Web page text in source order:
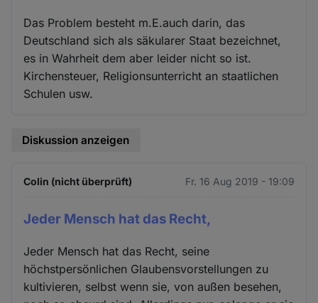
Das Problem besteht m.E.auch darin, das
Deutschland sich als säkularer Staat bezeichnet,
es in Wahrheit dem aber leider nicht so ist.
Kirchensteuer, Religionsunterricht an staatlichen
Schulen usw.
Diskussion anzeigen
Colin (nicht überprüft) Fr. 16 Aug 2019 - 19:09
Jeder Mensch hat das Recht,
Jeder Mensch hat das Recht, seine
höchstpersönlichen Glaubensvorstellungen zu
kultivieren, selbst wenn sie, von außen besehen,